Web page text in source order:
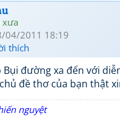
xưa
04/2011 18:19
thích
Bụi đường xa đến với
đề thơ của bạn thật
nguyệt